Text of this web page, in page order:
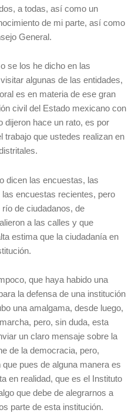
a todas, así como un
de mi parte, así como
General.
se los he dicho en las
algunas de las entidades,
es en materia de ese gran
civil del Estado mexicano con
dijeron hace un rato, es por
trabajo que ustedes realizan en
dicen las encuestas, las
encuestas recientes, pero
de ciudadanos, de
a las calles y que
estima que la ciudadanía en
que haya habido una
la defensa de una institución
una amalgama, desde luego,
pero, sin duda, esta
un claro mensaje sobre la
de la democracia, pero,
pues de alguna manera es
en realidad, que es el Instituto
que debe de alegrarnos a
parte de esta institución.